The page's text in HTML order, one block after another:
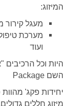
המיזוג:
מעגל קירור
מערכת
ועוד
היות וכל
השם Package
יחידות פקג'
מיזוג חללים גדולים